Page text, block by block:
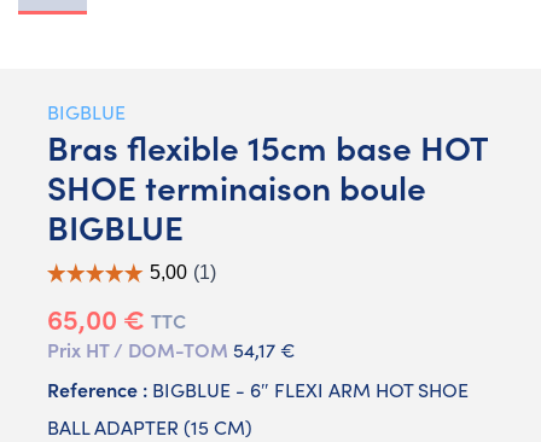
BIGBLUE
Bras flexible 15cm base HOT
SHOE terminaison boule
BIGBLUE
65,00 € TTC
Prix HT / DOM-TOM 54,17 €
Reference : BIGBLUE - 6″ FLEXI ARM HOT SHOE
BALL ADAPTER (15 CM)